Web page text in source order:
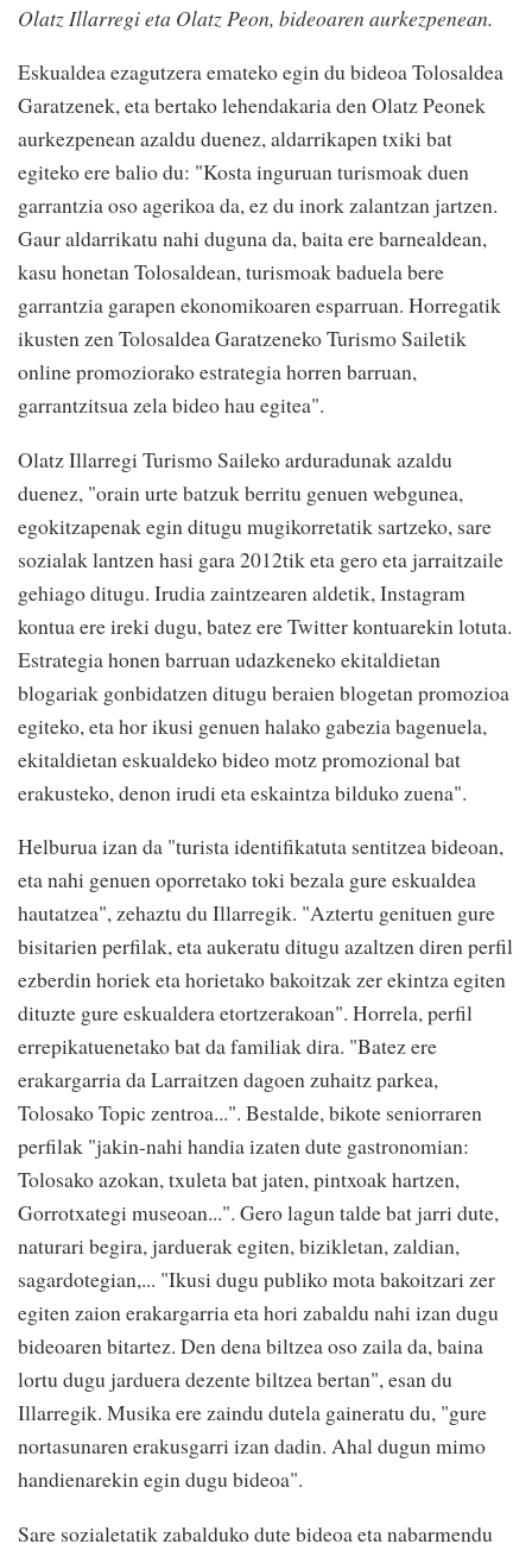
Olatz Illarregi eta Olatz Peon, bideoaren aurkezpenean.
Eskualdea ezagutzera emateko egin du bideoa Tolosaldea
Garatzenek, eta bertako lehendakaria den Olatz Peonek
aurkezpenean azaldu duenez, aldarrikapen txiki bat
egiteko ere balio du: "Kosta inguruan turismoak duen
garrantzia oso agerikoa da, ez du inork zalantzan jartzen.
Gaur aldarrikatu nahi duguna da, baita ere barnealdean,
kasu honetan Tolosaldean, turismoak baduela bere
garrantzia garapen ekonomikoaren esparruan. Horregatik
ikusten zen Tolosaldea Garatzeneko Turismo Sailetik
online promoziorako estrategia horren barruan,
garrantzitsua zela bideo hau egitea".
Olatz Illarregi Turismo Saileko arduradunak azaldu
duenez, "orain urte batzuk berritu genuen webgunea,
egokitzapenak egin ditugu mugikorretatik sartzeko, sare
sozialak lantzen hasi gara 2012tik eta gero eta jarraitzaile
gehiago ditugu. Irudia zaintzearen aldetik, Instagram
kontua ere ireki dugu, batez ere Twitter kontuarekin lotuta.
Estrategia honen barruan udazkeneko ekitaldietan
blogariak gonbidatzen ditugu beraien blogetan promozioa
egiteko, eta hor ikusi genuen halako gabezia bagenuela,
ekitaldietan eskualdeko bideo motz promozional bat
erakusteko, denon irudi eta eskaintza bilduko zuena".
Helburua izan da "turista identifikatuta sentitzea bideoan,
eta nahi genuen oporretako toki bezala gure eskualdea
hautatzea", zehaztu du Illarregik. "Aztertu genituen gure
bisitarien perfilak, eta aukeratu ditugu azaltzen diren perfil
ezberdin horiek eta horietako bakoitzak zer ekintza egiten
dituzte gure eskualdera etortzerakoan". Horrela, perfil
errepikatuenetako bat da familiak dira. "Batez ere
erakargarria da Larraitzen dagoen zuhaitz parkea,
Tolosako Topic zentroa...". Bestalde, bikote seniorraren
perfilak "jakin-nahi handia izaten dute gastronomian:
Tolosako azokan, txuleta bat jaten, pintxoak hartzen,
Gorrotxategi museoan...". Gero lagun talde bat jarri dute,
naturari begira, jarduerak egiten, bizikletan, zaldian,
sagardotegian,... "Ikusi dugu publiko mota bakoitzari zer
egiten zaion erakargarria eta hori zabaldu nahi izan dugu
bideoaren bitartez. Den dena biltzea oso zaila da, baina
lortu dugu jarduera dezente biltzea bertan", esan du
Illarregik. Musika ere zaindu dutela gaineratu du, "gure
nortasunaren erakusgarri izan dadin. Ahal dugun mimo
handienarekin egin dugu bideoa".
Sare sozialetatik zabalduko dute bideoa eta nabarmendu